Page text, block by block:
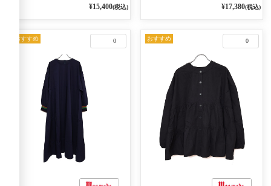
2WAY プルオーバー 101オフベー
¥15,400(税込) ¥17,380(税込)
0
おすすめ 0
おすすめ